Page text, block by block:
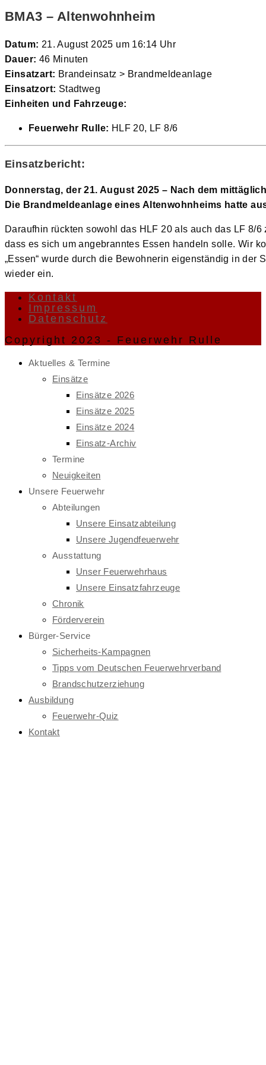
BMA3 – Altenwohnheim
Datum: 21. August 2025 um 16:14 Uhr
Dauer: 46 Minuten
Einsatzart: Brandeinsatz > Brandmeldeanlage
Einsatzort: Stadtweg
Einheiten und Fahrzeuge:
Feuerwehr Rulle: HLF 20, LF 8/6
Einsatzbericht:
Donnerstag, der 21. August 2025 – Nach dem
Die Brandmeldeanlage eines Altenwohnheims hatte
Daraufhin rückten sowohl das HLF 20 als auch das LF 8/
dass es sich um angebranntes Essen handeln solle. Wir
„Essen“ wurde durch die Bewohnerin eigenständig in
wieder ein.
Kontakt
Impressum
Datenschutz
Copyright 2023 - Feuerwehr Rulle
Aktuelles & Termine
Einsätze
Einsätze 2026
Einsätze 2025
Einsätze 2024
Einsatz-Archiv
Termine
Neuigkeiten
Unsere Feuerwehr
Abteilungen
Unsere Einsatzabteilung
Unsere Jugendfeuerwehr
Ausstattung
Unser Feuerwehrhaus
Unsere Einsatzfahrzeuge
Chronik
Förderverein
Bürger-Service
Sicherheits-Kampagnen
Tipps vom Deutschen Feuerwehrverband
Brandschutzerziehung
Ausbildung
Feuerwehr-Quiz
Kontakt